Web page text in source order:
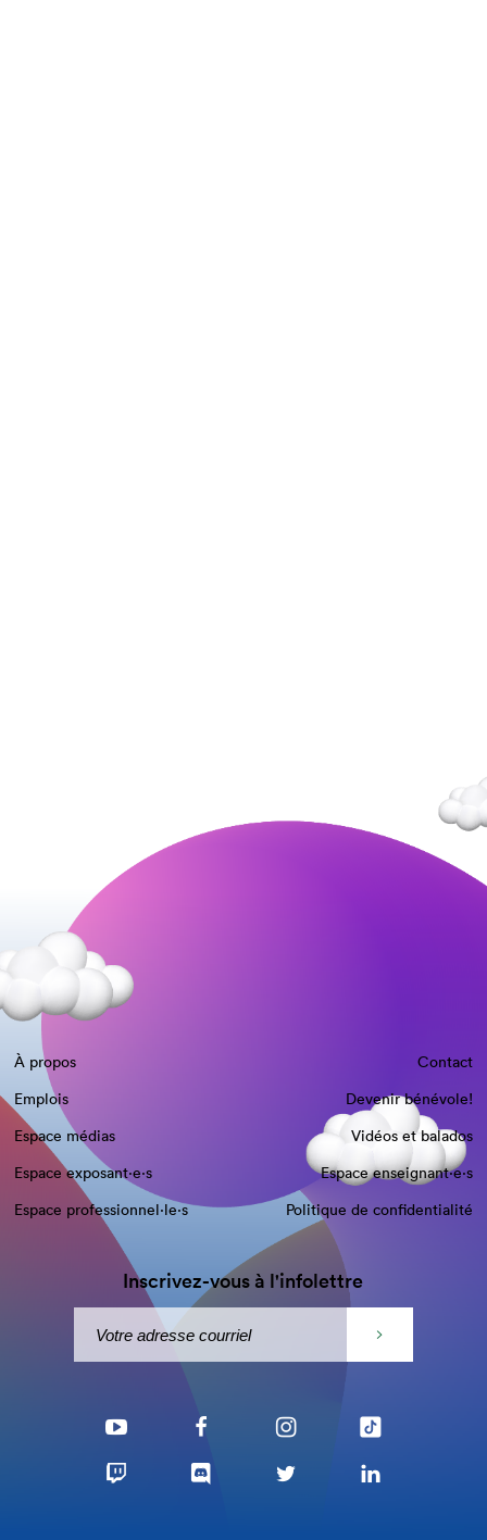
À propos
Contact
Emplois
Devenir bénévole!
Espace médias
Vidéos et balados
Espace exposant·e⋅s
Espace enseignant·e⋅s
Espace professionnel·le⋅s
Politique de confidentialité
Inscrivez-vous à l'infolettre